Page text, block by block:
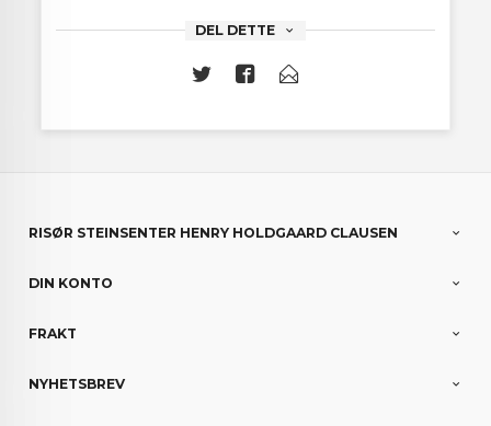
DEL DETTE
RISØR STEINSENTER HENRY HOLDGAARD CLAUSEN
DIN KONTO
FRAKT
NYHETSBREV